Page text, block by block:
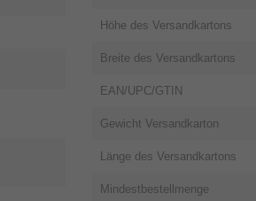
Höhe des Versandkartons
Breite des Versandkartons
EAN/UPC/GTIN
Gewicht Versandkarton
Länge des Versandkartons
Mindestbestellmenge